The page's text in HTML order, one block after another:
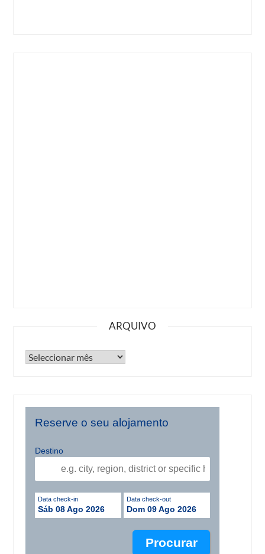
ARQUIVO
Reserve o seu alojamento
Destino
Data check-in
Sáb 08 Ago 2026
Data check-out
Dom 09 Ago 2026